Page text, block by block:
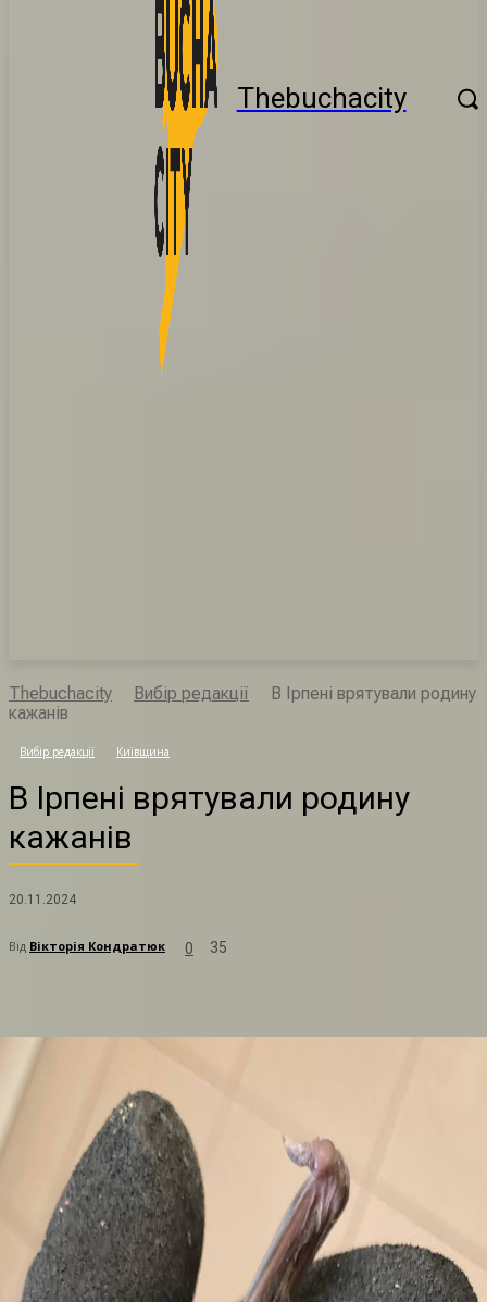
Thebuchacity
Thebuchacity Вибір редакції
В Ірпені врятували родину
кажанів
Вибір редакції Київщина
В Ірпені врятували родину
кажанів
20.11.2024
Від Вікторія Кондратюк 0 35